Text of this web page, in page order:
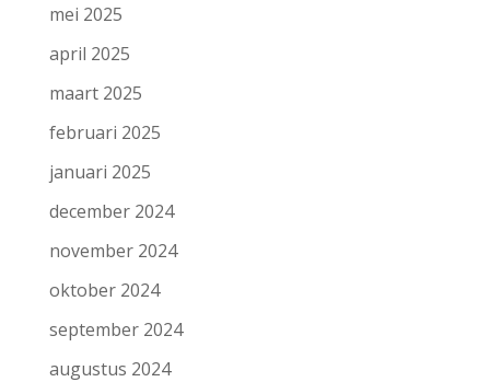
mei 2025
april 2025
maart 2025
februari 2025
januari 2025
december 2024
november 2024
oktober 2024
september 2024
augustus 2024